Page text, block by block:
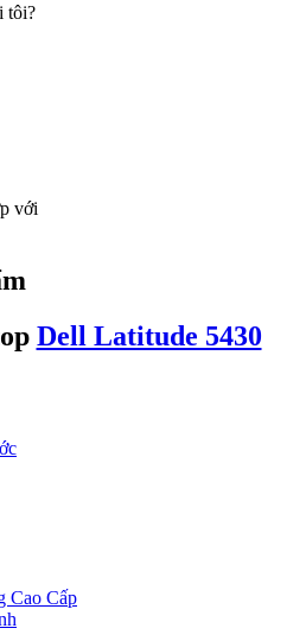
tôi?
với
Dell Latitude 5430
Cao Cấp